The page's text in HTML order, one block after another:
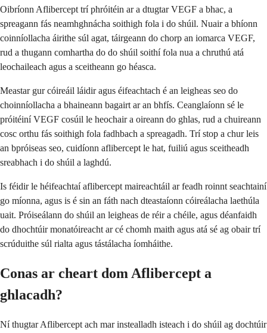
Oibríonn Aflibercept trí phróitéin ar a dtugtar VEGF a bhac, a
spreagann fás neamhghnácha soithigh fola i do shúil. Nuair a bhíonn
coinníollacha áirithe súl agat, táirgeann do chorp an iomarca VEGF,
rud a thugann comhartha do do shúil soithí fola nua a chruthú atá
leochaileach agus a sceitheann go héasca.
Meastar gur cóireáil láidir agus éifeachtach é an leigheas seo do
choinníollacha a bhaineann bagairt ar an bhfís. Ceanglaíonn sé le
próitéiní VEGF cosúil le heochair a oireann do ghlas, rud a chuireann
cosc orthu fás soithigh fola fadhbach a spreagadh. Trí stop a chur leis
an bpróiseas seo, cuidíonn aflibercept le hat, fuiliú agus sceitheadh
sreabhach i do shúil a laghdú.
Is féidir le héifeachtaí aflibercept maireachtáil ar feadh roinnt seachtainí
go míonna, agus is é sin an fáth nach dteastaíonn cóireálacha laethúla
uait. Próiseálann do shúil an leigheas de réir a chéile, agus déanfaidh
do dhochtúir monatóireacht ar cé chomh maith agus atá sé ag obair trí
scrúduithe súl rialta agus tástálacha íomháithe.
Conas ar cheart dom Aflibercept a
ghlacadh?
Ní thugtar Aflibercept ach mar instealladh isteach i do shúil ag dochtúir